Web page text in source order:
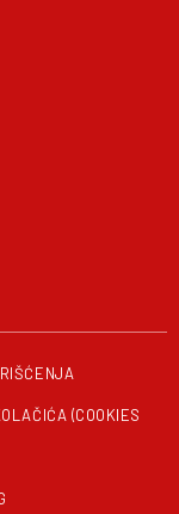
(COOKIES